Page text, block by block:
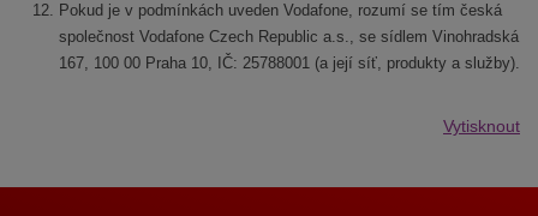
Pokud je v podmínkách uveden Vodafone, rozumí se tím česká
společnost Vodafone Czech Republic a.s., se sídlem Vinohradská
167, 100 00 Praha 10, IČ: 25788001 (a její síť, produkty a služby).
Vytisknout